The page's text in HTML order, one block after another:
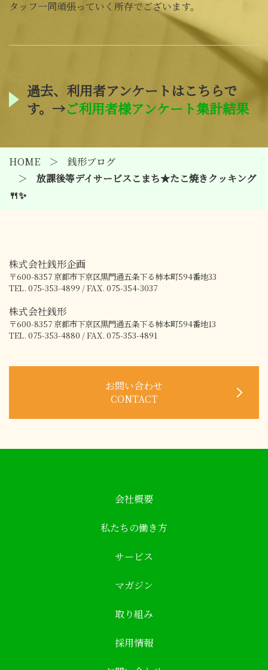
タッフ一同頑張っていく所存でございます。
過去、利用者アンケートはこちらで
す。→ご利用者様アンケート集計結果
HOME
銭形ブログ
放課後等デイサービスこまち★たこ焼きクッキング
🍴✨
株式会社銭形企画
〒600-8357京都市下京区黒門通五条下る柿本町594番地33
TEL. 075-353-4899 / FAX. 075-354-3037
株式会社銭形
〒600-8357京都市下京区黒門通五条下る柿本町594番地13
TEL. 075-353-4880 / FAX. 075-353-4891
お問い合わせ
CONTACT
会社概要
私たちの働き方
サービス
マガジン
取り組み
採用情報